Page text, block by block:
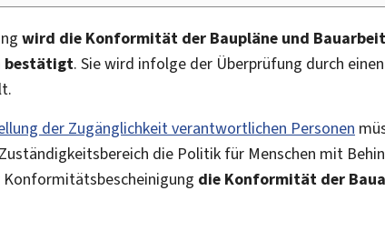
wird die Konformität der Baupläne und
bestätigt. Sie wird infolge der Überprüfung durch
der Zugänglichkeit verantwortlichen Personen
die Politik für Menschen mit
die Konformität der